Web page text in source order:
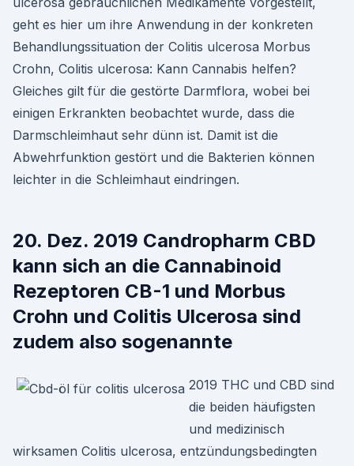
geht es hier um ihre Anwendung in der konkreten
Behandlungssituation der Colitis ulcerosa Morbus
Crohn, Colitis ulcerosa: Kann Cannabis helfen?
Gleiches gilt für die gestörte Darmflora, wobei bei
einigen Erkrankten beobachtet wurde, dass die
Darmschleimhaut sehr dünn ist. Damit ist die
Abwehrfunktion gestört und die Bakterien können
leichter in die Schleimhaut eindringen.
20. Dez. 2019 Candropharm CBD
kann sich an die Cannabinoid
Rezeptoren CB-1 und Morbus
Crohn und Colitis Ulcerosa sind
zudem also sogenannte
2019 THC und CBD sind
die beiden häufigsten
und medizinisch
wirksamen Colitis ulcerosa, entzündungsbedingten